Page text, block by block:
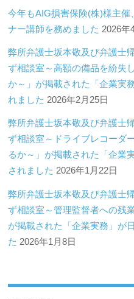
今年もAIG損害保険(株)様主催
ナー講師を務めました 2026年
弊所弁護士坂本敬及び弁護士
ず相談室～高額の備品を紛失
か～」が掲載された「企業実
れました 2026年2月25日
弊所弁護士坂本敬及び弁護士
ず相談室～ドライブレコーダ
るか～」が掲載された「企業
されました 2026年1月22日
弊所弁護士坂本敬及び弁護士
ず相談室～管理監督者への残
が掲載された「企業実務」が
た 2026年1月8日